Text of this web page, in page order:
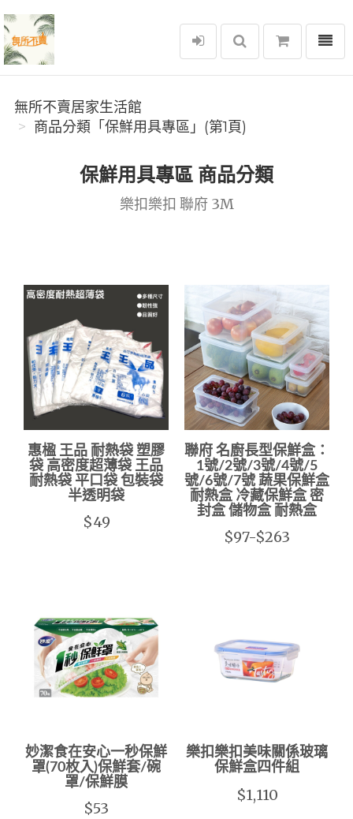
無所不賣居家生活館
選單
無所不賣居家生活館
商品分類「保鮮用具專區」(第1頁)
保鮮用具專區 商品分類
樂扣樂扣 聯府 3M
惠楹 王品 耐熱袋 塑膠
袋 高密度超薄袋 王品
耐熱袋 平口袋 包裝袋
半透明袋
$49
聯府 名廚長型保鮮盒：
1號/2號/3號/4號/5
號/6號/7號 蔬果保鮮盒
耐熱盒 冷藏保鮮盒 密
封盒 儲物盒 耐熱盒
$97-$263
妙潔食在安心一秒保鮮
罩(70枚入)保鮮套/碗
罩/保鮮膜
$53
樂扣樂扣美味關係玻璃
保鮮盒四件組
$1,110